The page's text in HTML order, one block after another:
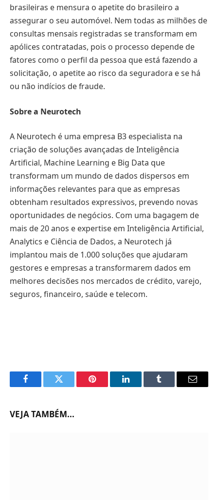
brasileiras e mensura o apetite do brasileiro a
assegurar o seu automóvel. Nem todas as milhões de
consultas mensais registradas se transformam em
apólices contratadas, pois o processo depende de
fatores como o perfil da pessoa que está fazendo a
solicitação, o apetite ao risco da seguradora e se há
ou não indícios de fraude.
Sobre a Neurotech
A Neurotech é uma empresa B3 especialista na
criação de soluções avançadas de Inteligência
Artificial, Machine Learning e Big Data que
transformam um mundo de dados dispersos em
informações relevantes para que as empresas
obtenham resultados expressivos, prevendo novas
oportunidades de negócios. Com uma bagagem de
mais de 20 anos e expertise em Inteligência Artificial,
Analytics e Ciência de Dados, a Neurotech já
implantou mais de 1.000 soluções que ajudaram
gestores e empresas a transformarem dados em
melhores decisões nos mercados de crédito, varejo,
seguros, financeiro, saúde e telecom.
FacebookTwitter Pinterest LinkedInTumblr Email
VEJA TAMBÉM...